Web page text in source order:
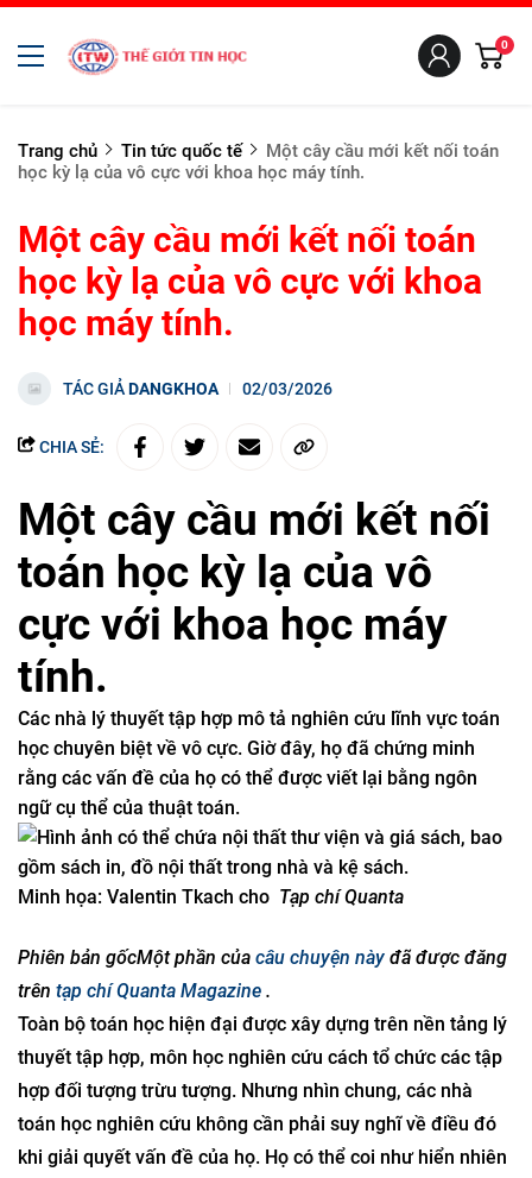
0
Trang chủ Tin tức quốc tế
Một cây cầu mới kết nối toán
học kỳ lạ của vô cực với khoa học máy tính.
Một cây cầu mới kết nối toán
học kỳ lạ của vô cực với khoa
học máy tính.
TÁC GIẢDANGKHOA 02/03/2026
CHIA SẺ:
Một cây cầu mới kết nối
toán học kỳ lạ của vô
cực với khoa học máy
tính.
Các nhà lý thuyết tập hợp mô tả nghiên cứu lĩnh vực toán
học chuyên biệt về vô cực. Giờ đây, họ đã chứng minh
rằng các vấn đề của họ có thể được viết lại bằng ngôn
ngữ cụ thể của thuật toán.
Minh họa: Valentin Tkach cho Tạp chí Quanta
Phiên bản gốcMột phần của câu chuyện này đã được đăng
trên tạp chí Quanta Magazine .
Toàn bộ toán học hiện đại được xây dựng trên nền tảng lý
thuyết tập hợp, môn học nghiên cứu cách tổ chức các tập
hợp đối tượng trừu tượng. Nhưng nhìn chung, các nhà
toán học nghiên cứu không cần phải suy nghĩ về điều đó
khi giải quyết vấn đề của họ. Họ có thể coi như hiển nhiên